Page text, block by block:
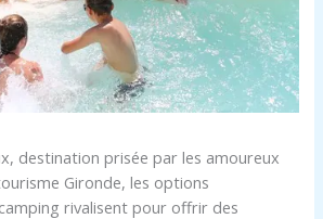
destination prisée par les amoureux
Gironde, les options
rivalisent pour offrir des